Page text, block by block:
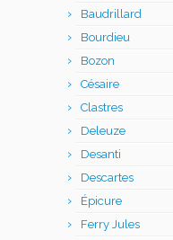
Baudrillard
Bourdieu
Bozon
Césaire
Clastres
Deleuze
Desanti
Descartes
Épicure
Ferry Jules